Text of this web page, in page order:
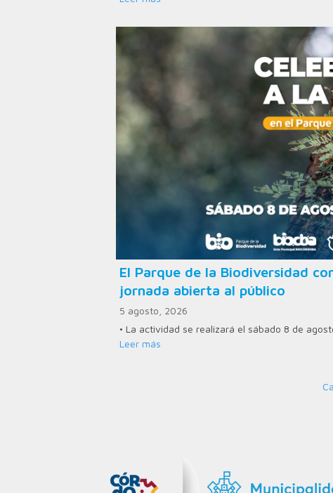
El Parque de la Biodiversidad
jornada abierta al público
5 agosto, 2026
• La actividad se realizará el sábado 8 de
Leer más